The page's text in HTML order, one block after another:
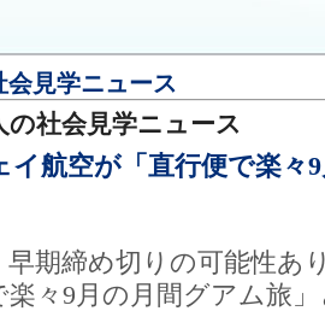
会見学ニュース
の社会見学ニュース
イ航空が「直行便で楽々
早期締め切りの可能性あ
楽々9月の月間グアム旅